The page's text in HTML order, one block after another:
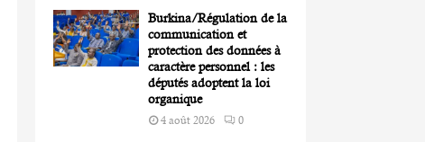
Burkina/Régulation de la
communication et
protection des données à
caractère personnel : les
députés adoptent la loi
organique
4 août 2026 0